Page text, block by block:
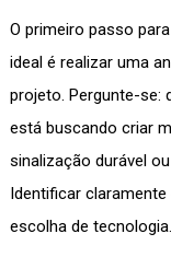
O primeiro passo
ideal é realizar uma
projeto. Pergunte-se:
está buscando criar
sinalização durável
Identificar
escolha de tecnologia.